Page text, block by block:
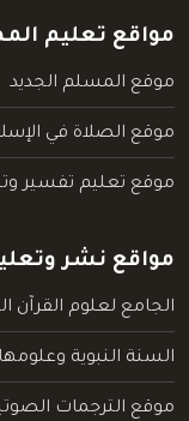
مواقع تعليم
موقع المسلم الجديد
موقع الصلاة في
موقع تعليم تفسير
مواقع نشر
الجامع لعلوم القرآن
السنة النبوية وعلومها
موقع الترجمات